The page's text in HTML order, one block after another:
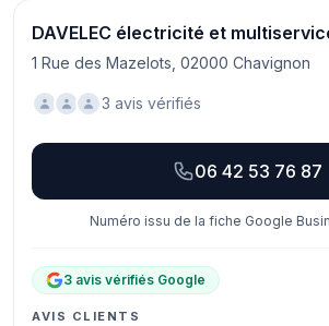
DAVELEC électricité et
1 Rue des Mazelots, 02000 Chavignon
3 avis vérifiés
06 42 53 76 87
Numéro issu de la fiche Google
3 avis vérifiés Google
AVIS CLIENTS